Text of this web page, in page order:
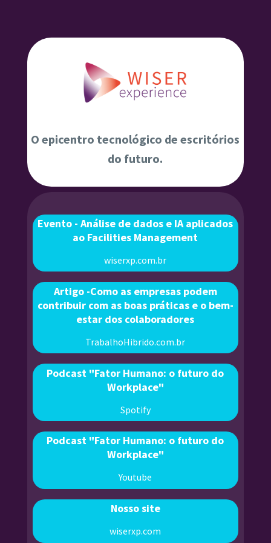
O epicentro tecnológico de escritórios
do futuro.
Evento - Análise de dados e IA aplicados
ao Facilities Management
wiserxp.com.br
Artigo -Como as empresas podem
contribuir com as boas práticas e o bem-
estar dos colaboradores
TrabalhoHibrido.com.br
Podcast "Fator Humano: o futuro do
Workplace"
Spotify
Podcast "Fator Humano: o futuro do
Workplace"
Youtube
Nosso site
wiserxp.com